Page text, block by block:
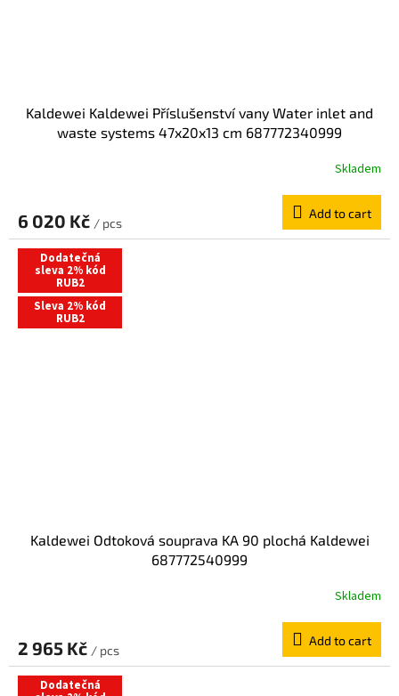
Kaldewei Kaldewei Příslušenství vany Water inlet and
waste systems 47x20x13 cm 687772340999
Skladem
6 020 Kč / pcs
Add to cart
Dodatečná
sleva 2% kód
RUB2
Sleva 2% kód
RUB2
Kaldewei Odtoková souprava KA 90 plochá Kaldewei
687772540999
Skladem
2 965 Kč / pcs
Add to cart
Dodatečná